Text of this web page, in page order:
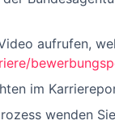
aufrufen,
im
wenden